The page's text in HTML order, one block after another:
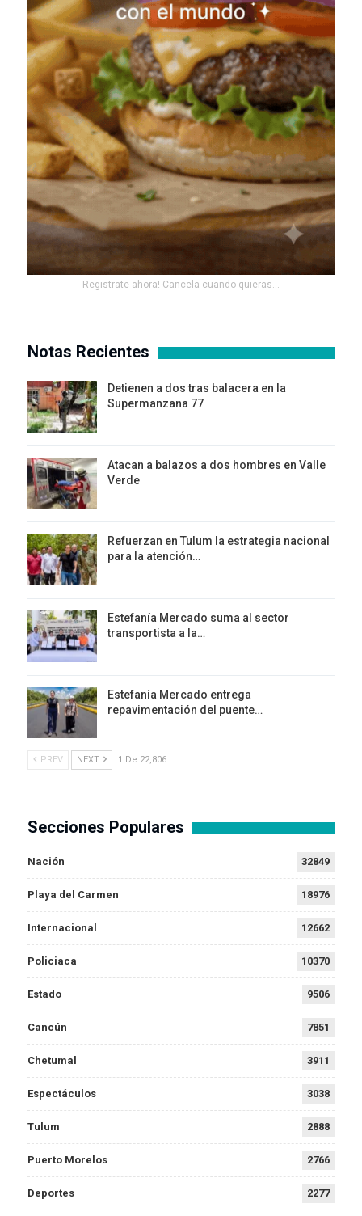
Registrate ahora! Cancela cuando quieras...
Notas Recientes
Detienen a dos tras balacera en la
Supermanzana 77
Atacan a balazos a dos hombres en Valle
Verde
Refuerzan en Tulum la estrategia nacional
para la atención…
Estefanía Mercado suma al sector
transportista a la…
Estefanía Mercado entrega
repavimentación del puente…
PREV NEXT 1 De 22,806
Secciones Populares
Nación 32849
Playa del Carmen 18976
Internacional 12662
Policiaca 10370
Estado 9506
Cancún 7851
Chetumal 3911
Espectáculos 3038
Tulum 2888
Puerto Morelos 2766
Deportes 2277